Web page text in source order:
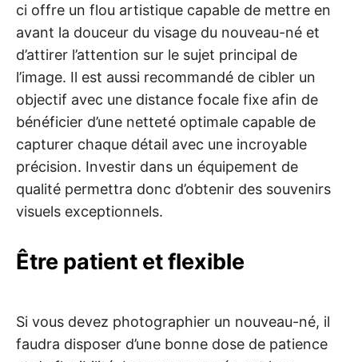
ci offre un flou artistique capable de mettre en
avant la douceur du visage du nouveau-né et
d’attirer l’attention sur le sujet principal de
l’image. Il est aussi recommandé de cibler un
objectif avec une distance focale fixe afin de
bénéficier d’une netteté optimale capable de
capturer chaque détail avec une incroyable
précision. Investir dans un équipement de
qualité permettra donc d’obtenir des souvenirs
visuels exceptionnels.
Être patient et flexible
Si vous devez photographier un nouveau-né, il
faudra disposer d’une bonne dose de patience